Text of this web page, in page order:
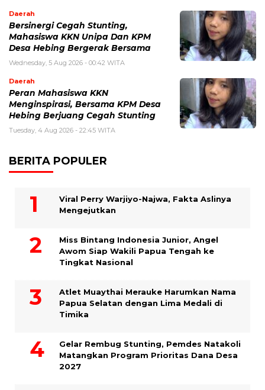
Daerah
Bersinergi Cegah Stunting,
Mahasiswa KKN Unipa Dan KPM
Desa Hebing Bergerak Bersama
Wednesday, 5 Aug 2026 - 00:42 WITA
Daerah
Peran Mahasiswa KKN
Menginspirasi, Bersama KPM Desa
Hebing Berjuang Cegah Stunting
Tuesday, 4 Aug 2026 - 22:45 WITA
BERITA POPULER
Viral Perry Warjiyo-Najwa, Fakta Aslinya
Mengejutkan
Miss Bintang Indonesia Junior, Angel
Awom Siap Wakili Papua Tengah ke
Tingkat Nasional
Atlet Muaythai Merauke Harumkan Nama
Papua Selatan dengan Lima Medali di
Timika
Gelar Rembug Stunting, Pemdes Natakoli
Matangkan Program Prioritas Dana Desa
2027